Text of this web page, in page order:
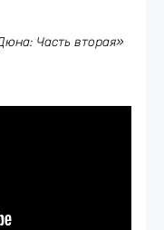
Часть вторая»